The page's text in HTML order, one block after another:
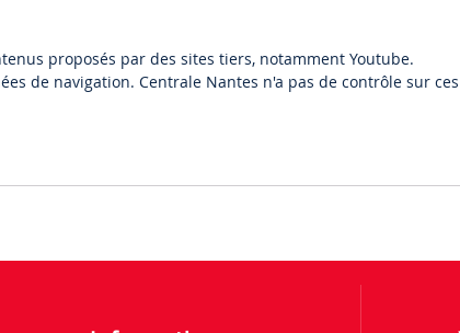
proposés par des sites tiers, notamment Youtube.
de navigation. Centrale Nantes n'a pas de contrôle sur